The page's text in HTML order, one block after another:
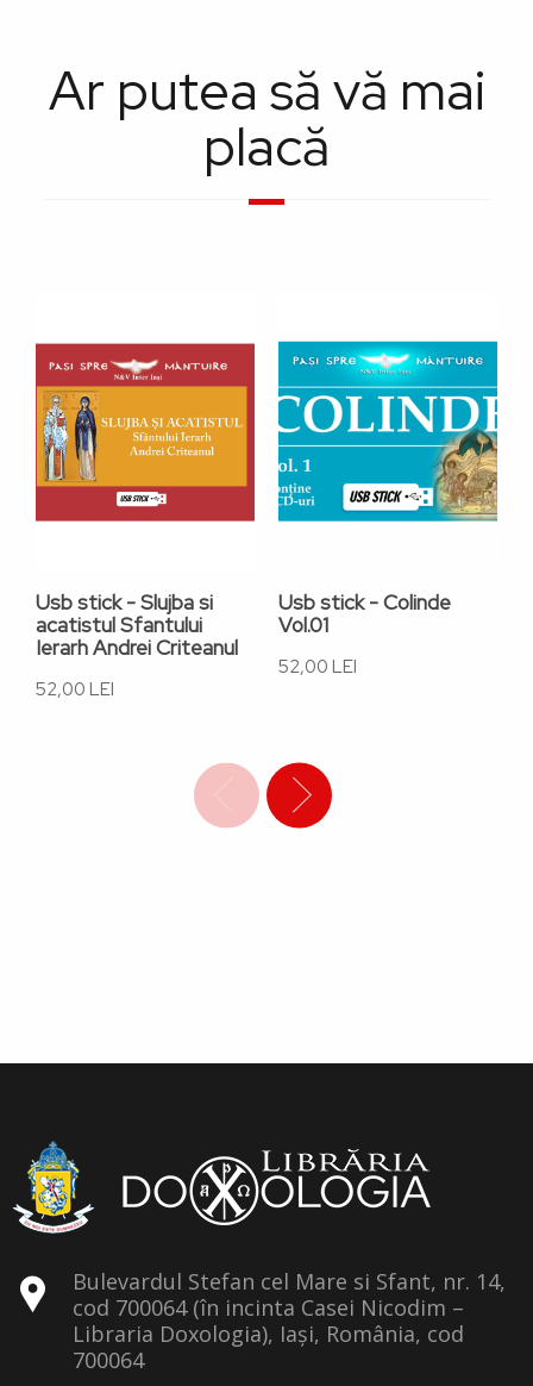
Ar putea să vă mai
placă
Usb stick - Slujba si
acatistul Sfantului
Ierarh Andrei Criteanul
52,00 LEI
Usb stick - Colinde
Vol.01
52,00 LEI
Bulevardul Stefan cel Mare si Sfant, nr. 14,
cod 700064 (în incinta Casei Nicodim –
Libraria Doxologia), Iași, România, cod
700064